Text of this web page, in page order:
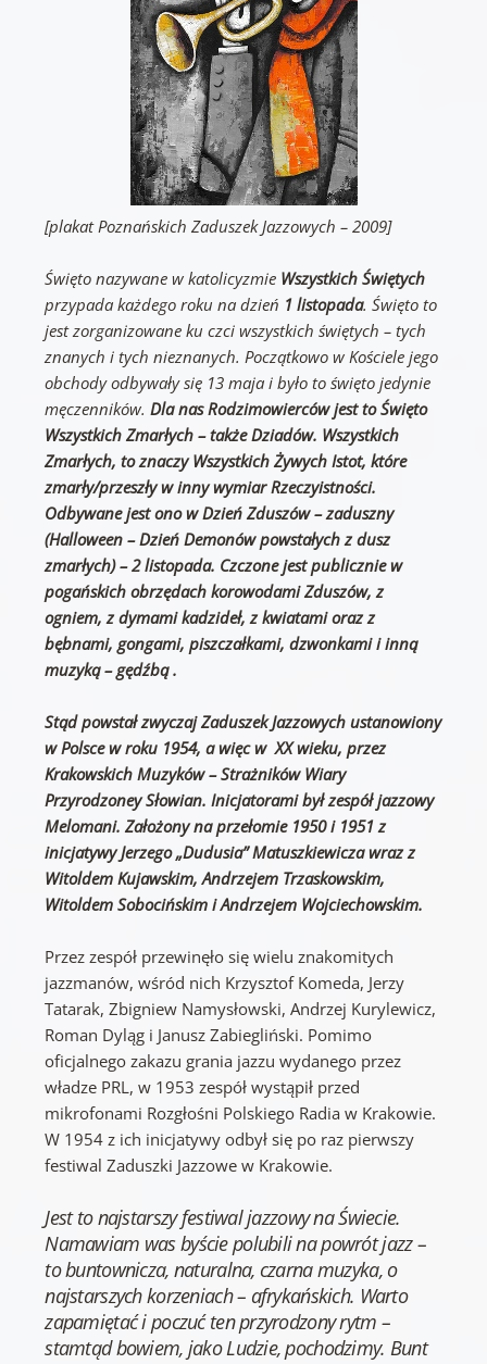
[plakat Poznańskich Zaduszek Jazzowych – 2009]
Święto nazywane w katolicyzmie Wszystkich Świętych
przypada każdego roku na dzień 1 listopada. Święto to
jest zorganizowane ku czci wszystkich świętych – tych
znanych i tych nieznanych. Początkowo w Kościele jego
obchody odbywały się 13 maja i było to święto jedynie
męczenników.Dla nas Rodzimowierców jest to Święto
Wszystkich Zmarłych – także Dziadów. Wszystkich
Zmarłych, to znaczy Wszystkich Żywych Istot, które
zmarły/przeszły w inny wymiar Rzeczyistności.
Odbywane jest ono w Dzień Zduszów – zaduszny
(Halloween – Dzień Demonów powstałych z dusz
zmarłych) – 2 listopada. Czczone jest publicznie w
pogańskich obrzędach korowodami Zduszów, z
ogniem, z dymami kadzideł, z kwiatami oraz z
bębnami, gongami, piszczałkami, dzwonkami i inną
muzyką – gędźbą .
Stąd powstał zwyczaj Zaduszek Jazzowych ustanowiony
w Polsce w roku 1954, a więc w XX wieku, przez
Krakowskich Muzyków – Strażników Wiary
Przyrodzoney Słowian. Inicjatorami był zespół jazzowy
Melomani. Założony na przełomie 1950 i 1951 z
inicjatywy Jerzego „Dudusia” Matuszkiewicza wraz z
Witoldem Kujawskim, Andrzejem Trzaskowskim,
Witoldem Sobocińskim i Andrzejem Wojciechowskim.
Przez zespół przewinęło się wielu znakomitych
jazzmanów, wśród nich Krzysztof Komeda, Jerzy
Tatarak, Zbigniew Namysłowski, Andrzej Kurylewicz,
Roman Dyląg i Janusz Zabiegliński. Pomimo
oficjalnego zakazu grania jazzu wydanego przez
władze PRL, w 1953 zespół wystąpił przed
mikrofonami Rozgłośni Polskiego Radia w Krakowie.
W 1954 z ich inicjatywy odbył się po raz pierwszy
festiwal Zaduszki Jazzowe w Krakowie.
Jest to najstarszy festiwal jazzowy na Świecie.
Namawiam was byście polubili na powrót jazz –
to buntownicza, naturalna, czarna muzyka, o
najstarszych korzeniach – afrykańskich. Warto
zapamiętać i poczuć ten przyrodzony rytm –
stamtąd bowiem, jako Ludzie, pochodzimy. Bunt